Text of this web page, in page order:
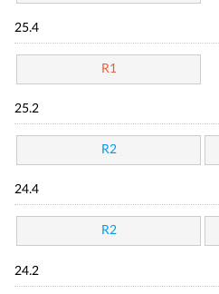
25.4
R1
25.2
R2
24.4
R2
24.2